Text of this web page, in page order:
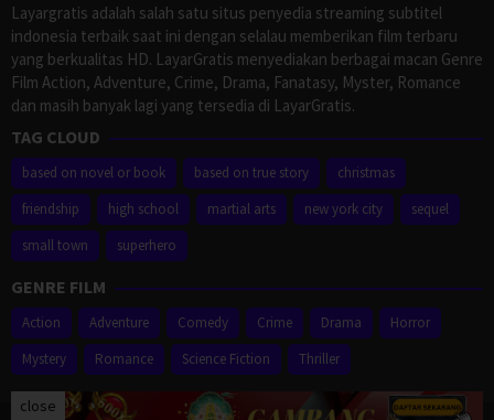
Layargratis adalah salah satu situs penyedia streaming subtitel
indonesia terbaik saat ini dengan selalau memberikan film terbaru
yang berkualitas HD. LayarGratis menyediakan berbagai macan Genre
Film Action, Adventure, Crime, Drama, Fanatasy, Myster, Romance
dan masih banyak lagi yang tersedia di LayarGratis.
TAG CLOUD
based on novel or book based on true story
christmas
friendship
high school martial arts new york city
sequel
small town
superhero
GENRE FILM
Action Adventure Comedy Crime Drama
Horror
Mystery
Romance Science Fiction Thriller
close